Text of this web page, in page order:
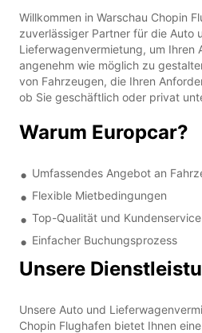
Willkommen in Warschau Chopin
zuverlässiger Partner für die Auto
Lieferwagenvermietung, um Ihren
angenehm wie möglich zu
von Fahrzeugen, die Ihren
ob Sie geschäftlich oder privat
Warum Europcar?
Umfassendes Angebot an
Flexible Mietbedingungen
Top-Qualität und Kundenservice
Einfacher Buchungsprozess
Unsere
Unsere Auto und
Chopin Flughafen bietet Ihnen